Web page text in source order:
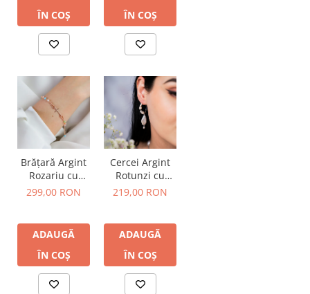
ÎN COȘ
ÎN COȘ
Brățară Argint
Rozariu cu
Cristale
299,00 RON
ADAUGĂ
ÎN COȘ
Cercei Argint
Rotunzi cu
Perle Baroc
219,00 RON
ADAUGĂ
ÎN COȘ